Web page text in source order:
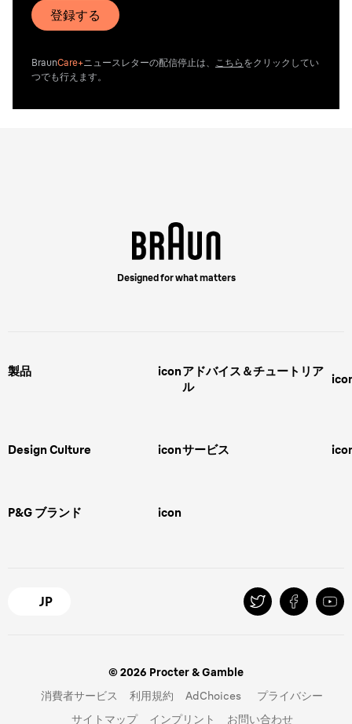
登録する
BraunCare+ニュースレターの配信停止は、 こちら をクリックしてい
つでも行えます。
Designed for what matters
製品 icon
スキンケア
ipl脱毛
アドバイス＆チュートリア
ル
ボディグルーミング
Design Culture icon
Braun Brand & Products
サービス
P&G ブランド icon
マイレピ
JP
© 2026 Procter & Gamble
消費者サービス
利用規約 AdChoices
プライバシー
サイトマップ
インプリント お問い合わせ